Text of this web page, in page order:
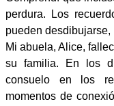
perdura. Los
pueden desdibujarse,
Mi abuela, Alice,
su familia. En los
consuelo en los
momentos de